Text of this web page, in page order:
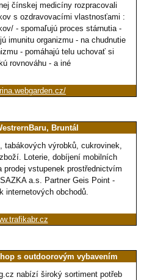
čínskej medicíny rozpracovali
s ozdravovacími vlastnosťami :
- spomaľujú proces stárnutia -
imunitu organizmu - na chudnutie
- pomáhajú telu uchovať si
rovnováhu - a iné
Bruntál
tabákových výrobků, cukrovinek,
Loterie, dobíjení mobilních
prodej vstupenek prostřednictvím
a.s. Partner Geis Point -
internetových obchodů.
s outdoorovým vybavením
nabízí široký sortiment potřeb